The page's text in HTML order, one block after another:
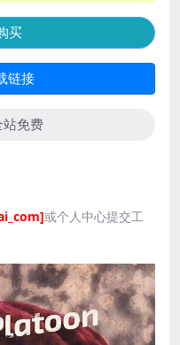
买
链接
站免费
或个人中心提交工